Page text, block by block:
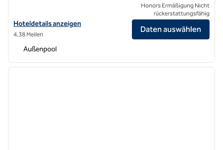
Hoteldetails für das Hotel Zessa Orange County Airport anzeigen, a
Hoteldetails anzeigen
4,38 Meilen
Honors Ermäßigung Nicht
rückerstattungsfähig
Daten auswählen
Außenpool
1 von 12